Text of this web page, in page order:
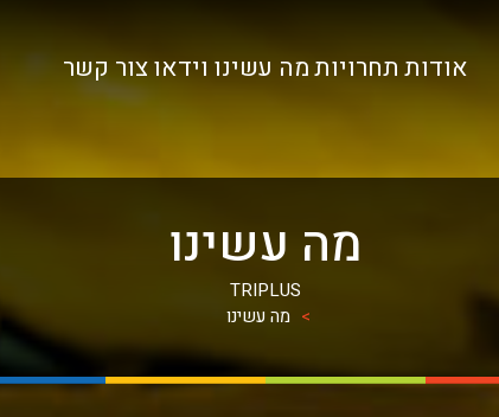
אודותתחרויותמה עשינו וידאוצור קשר
מה עשינו
TRIPLUS
> מה עשינו